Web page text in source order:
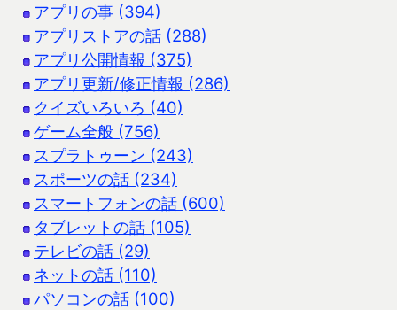
アプリの事 (394)
アプリストアの話 (288)
アプリ公開情報 (375)
アプリ更新/修正情報 (286)
クイズいろいろ (40)
ゲーム全般 (756)
スプラトゥーン (243)
スポーツの話 (234)
スマートフォンの話 (600)
タブレットの話 (105)
テレビの話 (29)
ネットの話 (110)
パソコンの話 (100)